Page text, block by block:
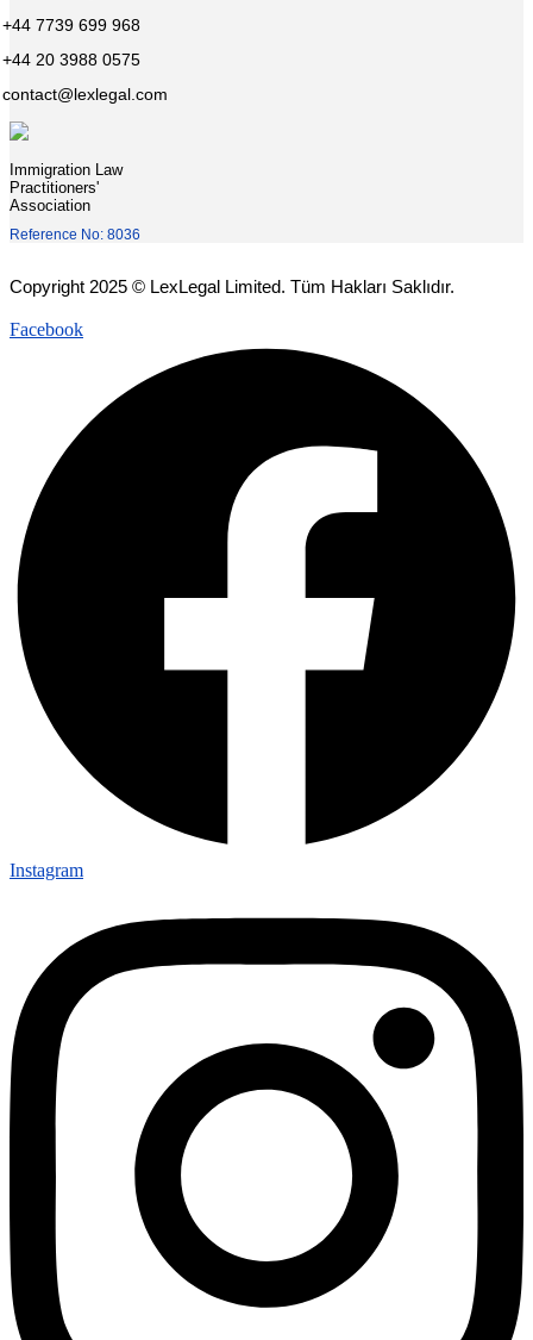
+44 7739 699 968
+44 20 3988 0575
contact@lexlegal.com
Immigration Law
Practitioners'
Association
Reference No: 8036
Copyright 2025 © LexLegal Limited. Tüm Hakları Saklıdır.
Facebook
Instagram